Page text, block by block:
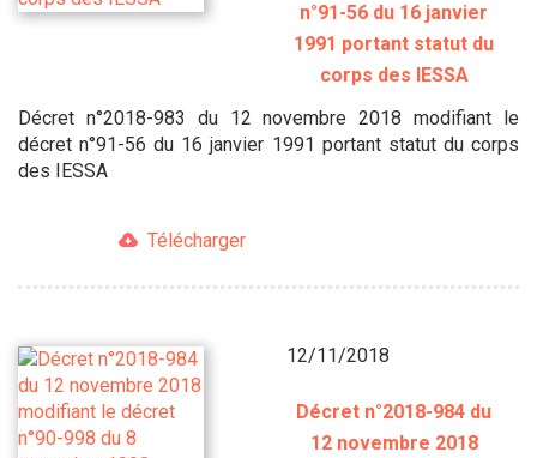
n°91-56 du 16 janvier
1991 portant statut du
corps des IESSA
Décret n°2018-983 du 12 novembre 2018 modifiant le
décret n°91-56 du 16 janvier 1991 portant statut du corps
des IESSA
Télécharger
12/11/2018
Décret n°2018-984 du
12 novembre 2018